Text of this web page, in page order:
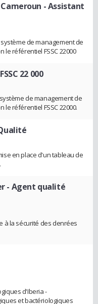
- Assistant
de management de
référentiel FSSC 22000
22 000
de management de
référentiel FSSC 22000.
en place d'un tableau de
- Agent qualité
à la sécurité des denrées
d'Iberia -
et bactériologiques